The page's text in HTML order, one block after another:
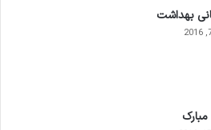
بهداشت